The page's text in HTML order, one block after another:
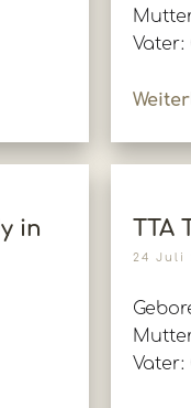
Vater:
in
TTA
24 Juli
Vater: